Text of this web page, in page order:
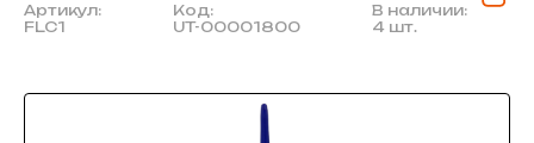
Артикул:
FLC1
Код:
UT-00001800
В наличии:
4 шт.